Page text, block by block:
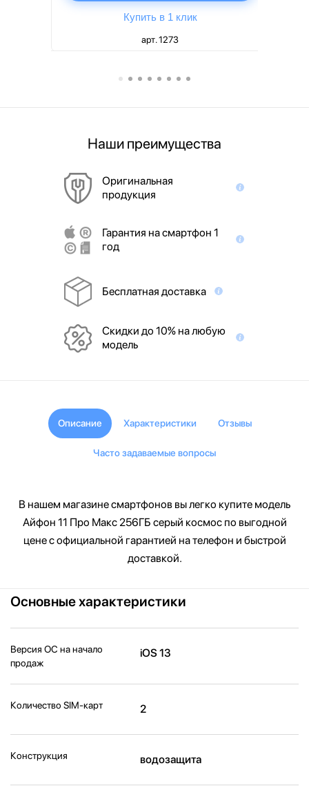
Купить в 1 клик
арт. 1273
Наши преимущества
Оригинальная
продукция
Гарантия на смартфон 1
год
Бесплатная доставка
Скидки до 10% на любую
модель
Описание Характеристики Отзывы
Часто задаваемые вопросы
В нашем магазине смартфонов вы легко купите модель
Айфон 11 Про Макс 256ГБ серый космос по выгодной
цене с официальной гарантией на телефон и быстрой
доставкой.
Основные характеристики
Версия ОС на начало
продаж
iOS 13
Количество SIM-карт 2
Конструкция водозащита